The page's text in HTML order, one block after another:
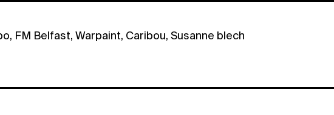
FM Belfast, Warpaint, Caribou, Susanne blech